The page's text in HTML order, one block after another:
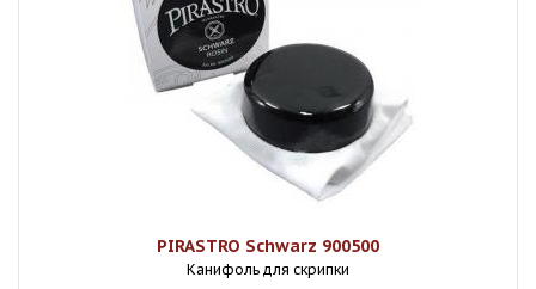
PIRASTRO Schwarz 900500
Канифоль для скрипки